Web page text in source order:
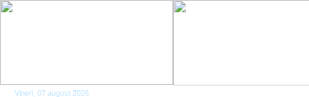
Vineri, 07 august 2026